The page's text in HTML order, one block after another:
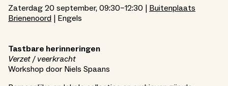
Zaterdag 20 september, 09:30–12:30 | Buitenplaats
Brienenoord | Engels
Tastbare herinneringen
Verzet / veerkracht
Workshop door Niels Spaans